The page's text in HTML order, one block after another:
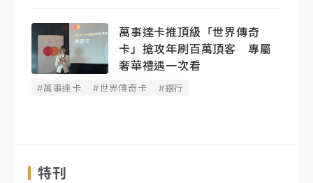
萬事達卡推頂級「世界傳奇
卡」搶攻年刷百萬頂客 專屬
奢華禮遇一次看
#萬事達卡 #世界傳奇卡 #銀行
特刊